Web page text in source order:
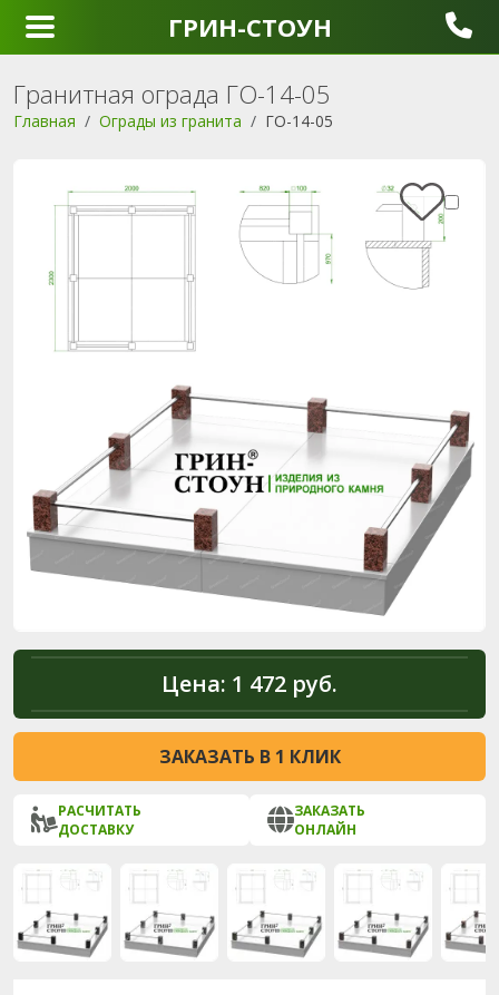
ГРИН-СТОУН
Гранитная ограда ГО-14-05
Главная Ограды из гранита ГО-14-05
Цена: 1 472 руб.
ЗАКАЗАТЬ В 1 КЛИК
РАСЧИТАТЬ
ДОСТАВКУ
ЗАКАЗАТЬ
ОНЛАЙН